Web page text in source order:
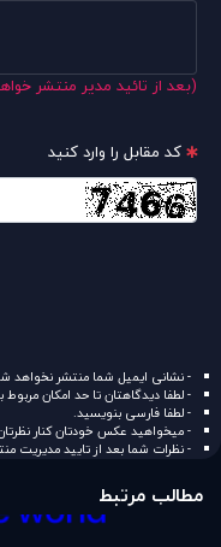
(بعد از تائید مدیر منتشر
کد مقابل را وارد کنید
- نشانی ایمیل شما منتشر نخواهد
- لطفا دیدگاهتان تا حد امکان
- لطفا فارسی بنویسید.
- میخواهید عکس خودتان کنار
- نظرات شما بعد از تایید مدیریت
مطالب مرتبط